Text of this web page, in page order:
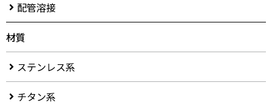
配管溶接
材質
ステンレス系
チタン系